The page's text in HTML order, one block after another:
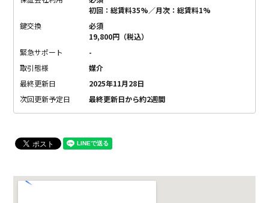
初回：総賃料35%／月次：総賃料1%
鍵交換
必須
19,800円（税込）
緊急サポート
-
取引態様
媒介
最終更新日
2025年11月28日
次回更新予定日
最終更新日から約2週間